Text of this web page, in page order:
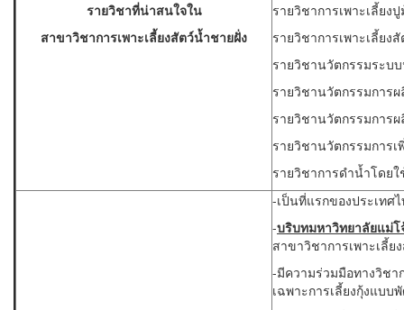
รายวิชาที่น่าสนใจใน
สาขาวิชาการเพาะเลี้ยงสัตว์น้ำชายฝั่ง
รายวิชาการเพาะเลี้ยง
รายวิชาการเพาะเลี้ย
รายวิชานวัตกรรมระบ
รายวิชานวัตกรรมการ
รายวิชานวัตกรรมการ
รายวิชานวัตกรรมการเ
รายวิชาการดำน้ำโดย
-เป็นที่แรกของประเทศ
-บริบทมหาวิทยาลัยแม่
สาขาวิชาการเพาะเลี้
-มีความร่วมมือทางวิชา
เฉพาะการเลี้ยงกุ้งแบ